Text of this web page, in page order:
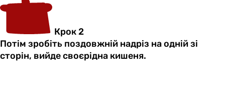
Крок 2
Потім зробіть поздовжній надріз на одній зі
сторін, вийде своєрідна кишеня.